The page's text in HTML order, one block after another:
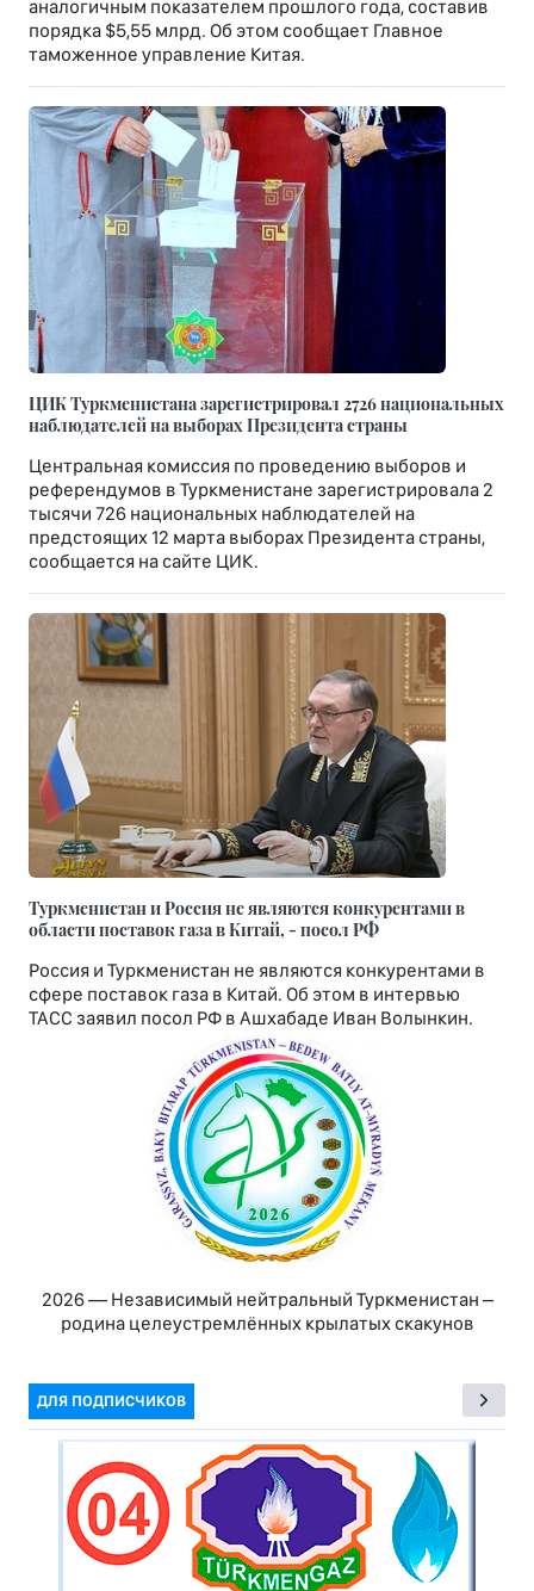
аналогичным показателем прошлого года, составив
порядка $5,55 млрд. Об этом сообщает Главное
таможенное управление Китая.
ЦИК Туркменистана зарегистрировал 2726 национальных
наблюдателей на выборах Президента страны
Центральная комиссия по проведению выборов и
референдумов в Туркменистане зарегистрировала 2
тысячи 726 национальных наблюдателей на
предстоящих 12 марта выборах Президента страны,
сообщается на сайте ЦИК.
Туркменистан и Россия не являются конкурентами в
области поставок газа в Китай, - посол РФ
Россия и Туркменистан не являются конкурентами в
сфере поставок газа в Китай. Об этом в интервью
ТАСС заявил посол РФ в Ашхабаде Иван Волынкин.
2026 — Независимый нейтральный Туркменистан –
родина целеустремлённых крылатых скакунов
ДЛЯ ПОДПИСЧИКОВ